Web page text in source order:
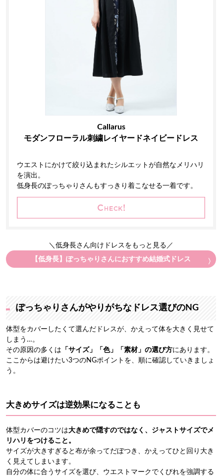
Callarus
モダンフローラル刺繍レイヤードネイビードレス
ウエストにかけて絞り込まれたシルエットが自然なメリハリ
を演出。
低身長のぽっちゃりさんもすっきり着こなせる一着です。
＼低身長さん向けドレスをもっと見る／
【低身長】ぽっちゃりさんにおすすめ結婚式ドレス
ぽっちゃりさんがやりがちなドレス選びのNG
体型をカバーしたくて選んだドレスが、かえって体を大きく見せて
しまう…。
その原因の多くは 「サイズ」「色」「素材」の選び方にあります。
ここからは避けたい3つのNGポイントを、順に確認していきましょ
う。
大きめサイズは逆効果になることも
体型カバーのコツは大きめで隠すのではなく、ジャストサイズでメ
リハリをつけること。
サイズが大きすぎると布が余ってだぼつき、かえってひと回り大き
く見えてしまいます。
自分の体に合うサイズを選び、ウエストマークでくびれを強調する